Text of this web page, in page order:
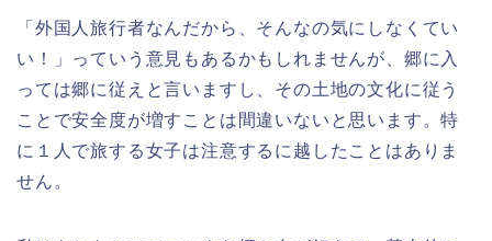
「外国人旅行者なんだから、そんなの気にしなくてい
い！」っていう意見もあるかもしれませんが、郷に入
っては郷に従えと言いますし、その土地の文化に従う
ことで安全度が増すことは間違いないと思います。特
に１人で旅する女子は注意するに越したことはありま
せん。